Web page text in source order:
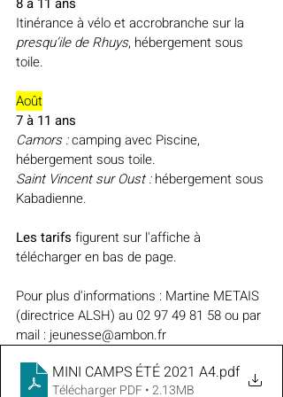
Itinérance à vélo et accrobranche sur la
presqu’ile de Rhuys, hébergement sous
toile.
Août
7 à 11 ans
Camors : camping avec Piscine,
hébergement sous toile.
Saint Vincent sur Oust : hébergement sous
Kabadienne.
Les tarifs figurent sur l'affiche à
télécharger en bas de page.
Pour plus d'informations : Martine METAIS
(directrice ALSH) au 02 97 49 81 58 ou par
mail : jeunesse@ambon.fr
MINI CAMPS ÉTÉ 2021 A4.pdf
Télécharger PDF • 2.13MB